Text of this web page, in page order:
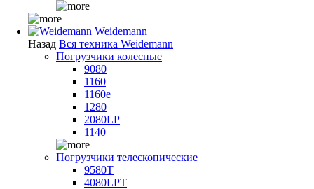
Weidemann
Назад Вся техника Weidemann
Погрузчики колесные
9080
1160
1160e
1280
2080LP
1140
Погрузчики телескопические
9580T
4080LPT